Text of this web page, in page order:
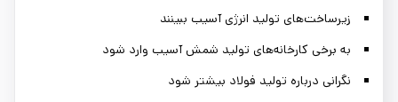
زیرساخت‌های تولید انرژی آسیب ببینند
به برخی کارخانه‌های تولید شمش آسیب وارد شود
نگرانی درباره تولید فولاد بیشتر شود